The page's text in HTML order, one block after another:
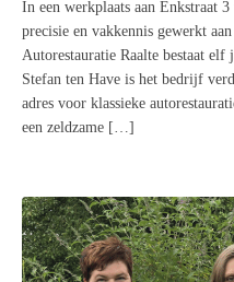
In een werkplaats aan Enkstraat
precisie en vakkennis gewerkt
Autorestauratie Raalte bestaat
Stefan ten Have is het bedrijf
adres voor klassieke
een zeldzame […]